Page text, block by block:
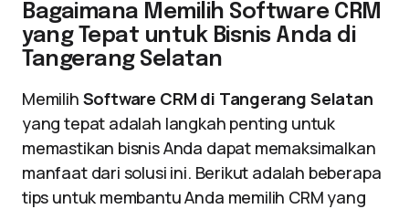
Bagaimana Memilih Software CRM
yang Tepat untuk Bisnis Anda di
Tangerang Selatan
Memilih Software CRM di Tangerang Selatan
yang tepat adalah langkah penting untuk
memastikan bisnis Anda dapat memaksimalkan
manfaat dari solusi ini. Berikut adalah beberapa
tips untuk membantu Anda memilih CRM yang